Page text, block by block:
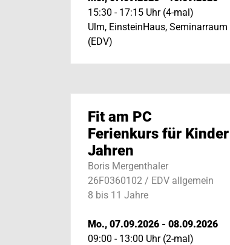
15:30 - 17:15 Uhr (4-mal)
Ulm, EinsteinHaus, Seminarraum
(EDV)
Fit am PC
Ferienkurs für
Jahren
Boris Mergenthaler
26F0360102 / EDV allgemein
8 bis 11 Jahre
Mo., 07.09.2026 - 08.09.2026
09:00 - 13:00 Uhr (2-mal)